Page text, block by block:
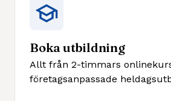
Boka utbildning
Allt från 2-timmars
företagsanpassade